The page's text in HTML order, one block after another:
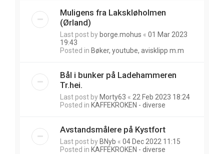
Muligens fra Lakskløholmen
(Ørland)
Last post by borge.mohus « 01 Mar 2023
19:43
Posted in Bøker, youtube, avisklipp m.m
Bål i bunker på Ladehammeren
Tr.hei.
Last post by Morty63 « 22 Feb 2023 18:24
Posted in KAFFEKROKEN - diverse
Avstandsmålere på Kystfort
Last post by BNyb « 04 Dec 2022 11:15
Posted in KAFFEKROKEN - diverse